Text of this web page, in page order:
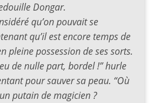
Dongar.
qu’on pouvait se
qu’il est encore temps de
pleine possession de ses sorts.
de nulle part, bordel !” hurle
pour sauver sa peau. “Où
putain de magicien ?